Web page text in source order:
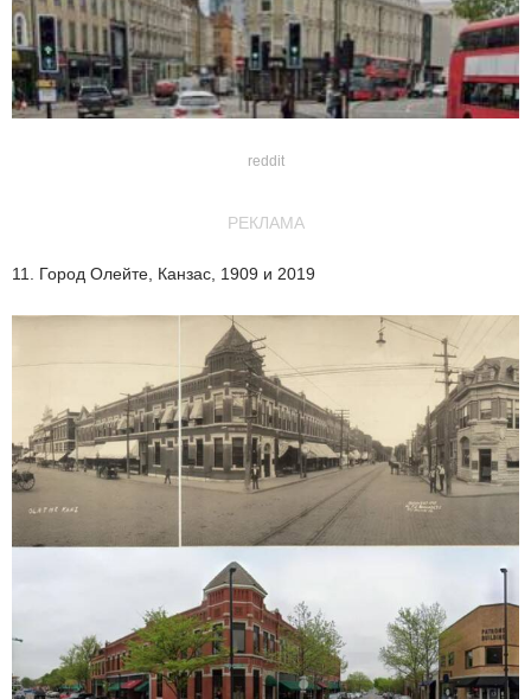
reddit
РЕКЛАМА
11. Город Олейте, Канзас, 1909 и 2019